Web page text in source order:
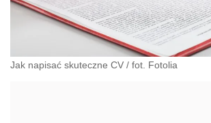
Jak napisać skuteczne CV / fot. Fotolia